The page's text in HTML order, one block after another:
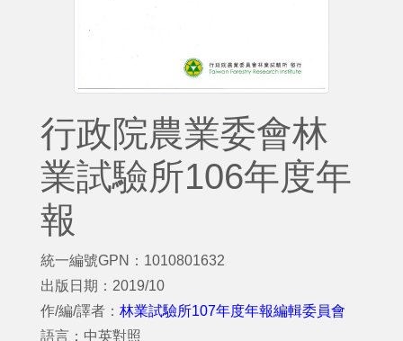
行政院農業委會林
業試驗所106年度年
報
統一編號GPN：1010801632
出版日期：2019/10
作/編/譯者： 林業試驗所107年度年報編輯委員會
語言：中英對照